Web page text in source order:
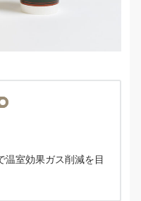
温室効果ガス削減を目